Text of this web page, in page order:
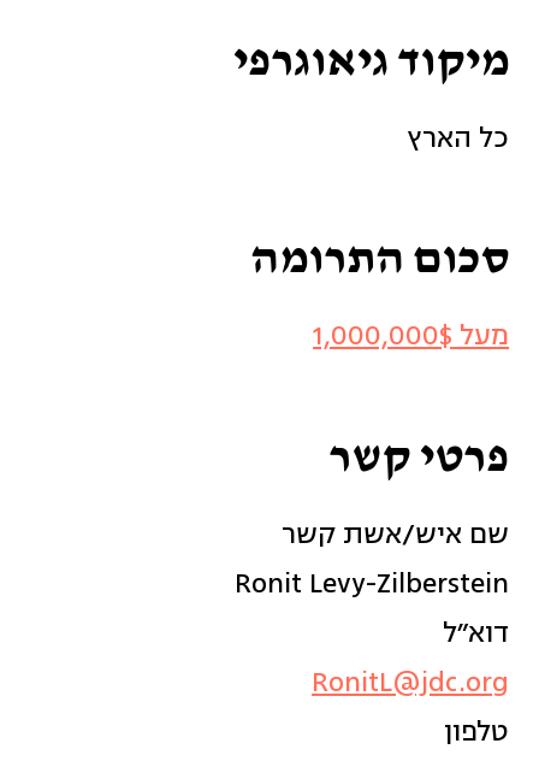
מיקוד גיאוגרפי
כל הארץ
סכום התרומה
מעל 1,000,000$
פרטי קשר
שם איש/אשת קשר
Ronit Levy-Zilberstein
דוא״ל
RonitL@jdc.org
טלפון